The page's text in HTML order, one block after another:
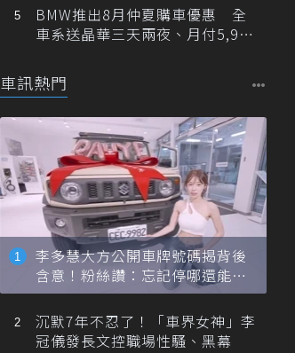
BMW推出8月仲夏購車優惠 全
車系送晶華三天兩夜、月付5,900
車訊熱門
李多慧大方公開車牌號碼揭背後
含意！粉絲讚：忘記停哪還能幫
忙找車
沉默7年不忍了！「車界女神」李
冠儀發長文控職場性騷、黑幕